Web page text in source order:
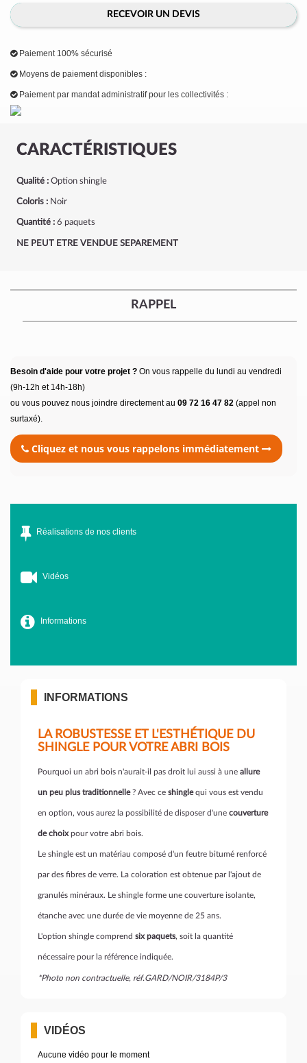
CARACTÉRISTIQUES
Qualité : Option shingle
Coloris : Noir
Quantité : 6 paquets
NE PEUT ETRE VENDUE SEPAREMENT
RECEVOIR UN DEVIS
Paiement 100% sécurisé
Moyens de paiement disponibles :
Paiement par mandat administratif pour les collectivités :
RAPPEL
Besoin d'aide pour votre projet ? On vous rappelle du lundi au vendredi
(9h-12h et 14h-18h)
ou vous pouvez nous joindre directement au 09 72 16 47 82 (appel non
surtaxé).
Cliquez et nous vous rappelons immédiatement
Réalisations de nos clients
Vidéos
Informations
INFORMATIONS
LA ROBUSTESSE ET L'ESTHÉTIQUE DU
SHINGLE POUR VOTRE ABRI BOIS
Pourquoi un abri bois n'aurait-il pas droit lui aussi à une allure
un peu plus traditionnelle? Avec ce shinglequi vous est vendu
en option, vous aurez la possibilité de disposer d'une couverture
de choixpour votre abri bois.
Le shingle est un matériau composé d'un feutre bitumé renforcé
par des fibres de verre. La coloration est obtenue par l'ajout de
granulés minéraux. Le shingle forme une couverture isolante,
étanche avec une durée de vie moyenne de 25 ans.
L'option shingle comprend six paquets, soit la quantité
nécessaire pour la référence indiquée.
*Photo non contractuelle, réf.GARD/NOIR/3184P/3
VIDÉOS
Aucune vidéo pour le moment